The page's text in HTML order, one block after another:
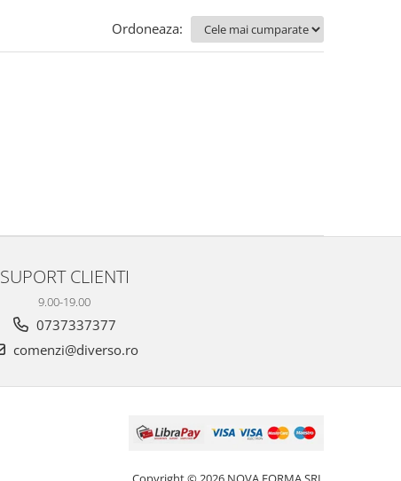
Ordoneaza:
SUPORT CLIENTI
9.00-19.00
0737337377
comenzi@diverso.ro